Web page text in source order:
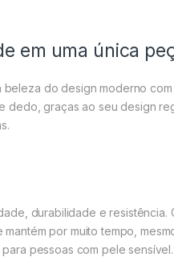
em uma única
do design moderno
dedo, graças ao seu design
durabilidade e
por muito tempo,
pessoas com pele sensível.